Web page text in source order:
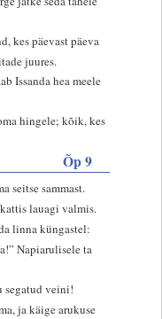
kes päevast päeva
juures.
Issanda hea meele
hingele; kõik, kes
Õp 9
seitse sammast.
lauagi valmis.
linna küngastel:
Napiarulisele ta
segatud veini!
ja käige arukuse